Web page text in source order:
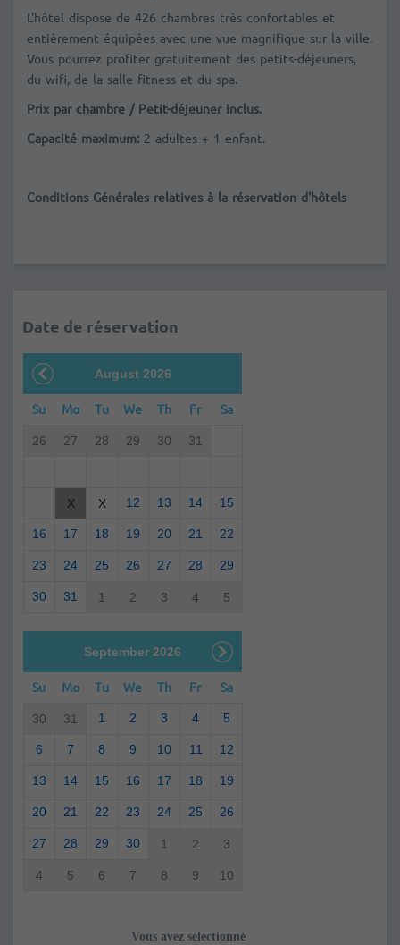
L'hôtel dispose de 426 chambres très confortables et
entièrement équipées avec une vue magnifique sur la ville.
Vous pourrez profiter gratuitement des petits-déjeuners,
du wifi, de la salle fitness et du spa.
Prix par chambre / Petit-déjeuner inclus.
Capacité maximum: 2 adultes + 1 enfant.
Conditions Générales relatives à la réservation d'hôtels
Date de réservation
August 2026
Su Mo Tu We Th Fr Sa
26 27 28 29 30 31
X X 12 13 14 15
16 17 18 19 20 21 22
23 24 25 26 27 28 29
30 31 1 2 3 4 5
September 2026
Su Mo Tu We Th Fr Sa
30 31 1 2 3 4 5
6 7 8 9 10 11 12
13 14 15 16 17 18 19
20 21 22 23 24 25 26
27 28 29 30 1 2 3
4 5 6 7 8 9 10
Vous avez sélectionné